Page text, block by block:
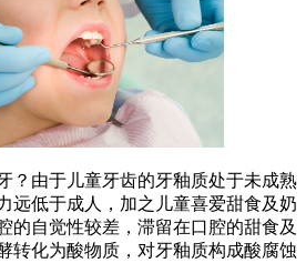
由于儿童牙齿的牙釉质处于未成熟
远低于成人，加之儿童喜爱甜食及奶
的自觉性较差，滞留在口腔的甜食及
转化为酸物质，对牙釉质构成酸腐蚀